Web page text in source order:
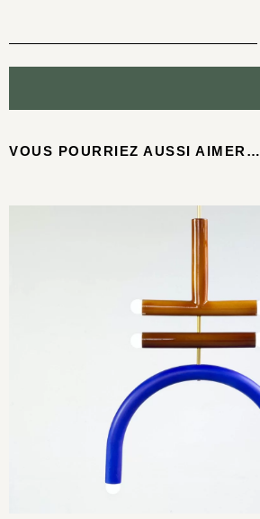
VOUS POURRIEZ AUSSI AIMER…